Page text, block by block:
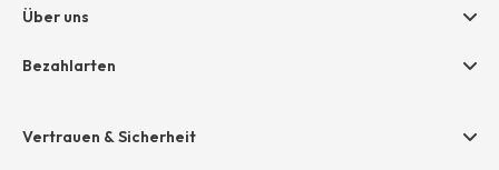
AGB
Datenschutz
Grounding Page
Größentabelle
Über uns
Unternehmen
Bezahlarten
Amazon Pay
Vertrauen & Sicherheit